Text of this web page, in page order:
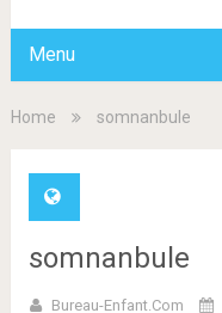
Menu
Home somnanbule
somnanbule
Bureau-Enfant.com